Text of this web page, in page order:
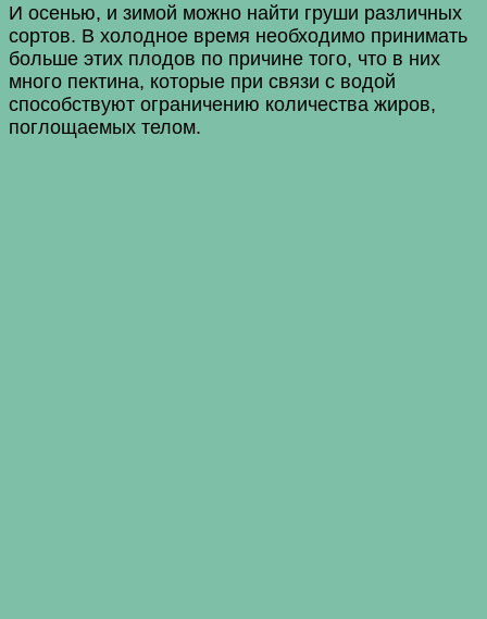
И осенью, и зимой можно найти груши различных
сортов. В холодное время необходимо принимать
больше этих плодов по причине того, что в них
много пектина, которые при связи с водой
способствуют ограничению количества жиров,
поглощаемых телом.